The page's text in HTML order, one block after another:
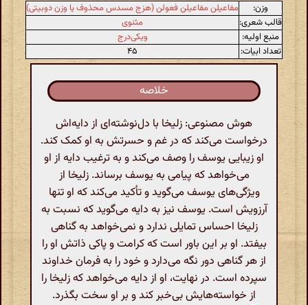
وزن:
مفاعیلن مفاعیلن فعولن (هزج مسدس محذوف یا وزن دوبیتی)
قالب شعری:
مثنوی
منبع اولیه:
ویکی‌درج
تعداد ابیات:
۴۵
خلاصه
هوش مصنوعی: زلیخا با دل‌نوشته‌ای از دایه‌اش
درخواست می‌کند که در غم و حسرتش به او کمک کند.
او زیبایی یوسف را وصف می‌کند و به ترغیب دایه از او
می‌خواهد که پیامی به یوسف برساند. زلیخا از
ویژگی‌های یوسف می‌گوید و تأکید می‌کند که او تنها
آرزویش است. یوسف نیز به دایه می‌گوید که نسبت به
زلیخا احساس تمایلی ندارد و نمی‌خواهد به گناهی
بیفتد. او بر این باور است که کرامت و پاکی ذاتش او را
از هر گناهی دور نگه می‌دارد و خود را به فرمان خداوند
سپرده است. در نهایت، او از دایه می‌خواهد که زلیخا را
از خواسته‌هایش بی‌خبر کند و بر او سخت بگذرد.